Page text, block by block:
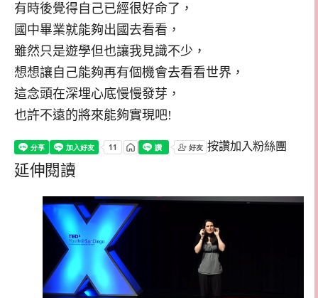
有時後覺得自己已經很好命了，
國中畢業就能夠出國去看看，
雖然只是遊學但也讓我見識不少，
想想讓自己能夠再有個機會去看看世界，
這念頭在深埋心底慢慢發芽，
也許不遠的將來能夠實現吧!
按讚加入粉絲團
延伸閱讀